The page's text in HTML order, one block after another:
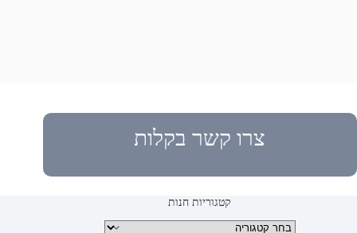
צרו קשר בקלות
קטגוריות חנות
קטגוריות מוצרים